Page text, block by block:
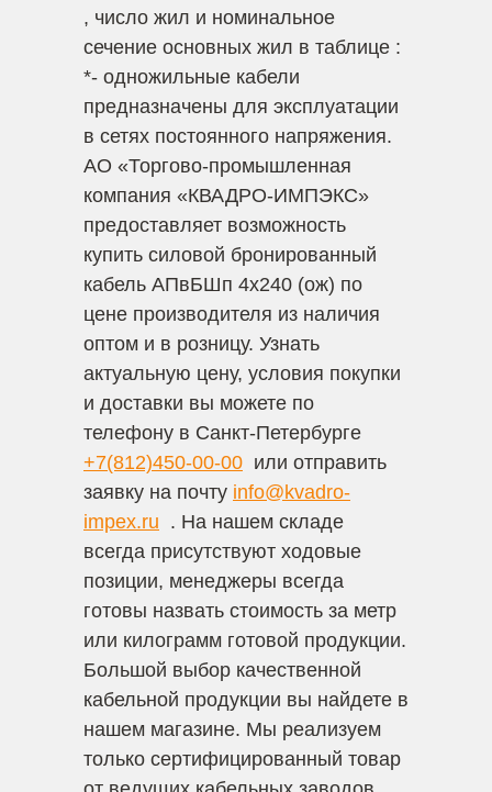
, число жил и номинальное
сечение основных жил в таблице :
*- одножильные кабели
предназначены для эксплуатации
в сетях постоянного напряжения.
АО «Торгово-промышленная
компания «КВАДРО-ИМПЭКС»
предоставляет возможность
купить силовой бронированный
кабель АПвБШп 4х240 (ож) по
цене производителя из наличия
оптом и в розницу. Узнать
актуальную цену, условия покупки
и доставки вы можете по
телефону в Санкт-Петербурге
+7(812)450-00-00 или отправить
заявку на почту info@kvadro-
impex.ru . На нашем складе
всегда присутствуют ходовые
позиции, менеджеры всегда
готовы назвать стоимость за метр
или килограмм готовой продукции.
Большой выбор качественной
кабельной продукции вы найдете в
нашем магазине. Мы реализуем
только сертифицированный товар